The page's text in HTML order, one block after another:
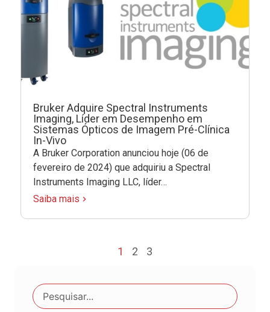
Bruker Adquire Spectral Instruments
Imaging, Líder em Desempenho em
Sistemas Ópticos de Imagem Pré-Clínica
In-Vivo
A Bruker Corporation anunciou hoje (06 de
fevereiro de 2024) que adquiriu a Spectral
Instruments Imaging LLC, líder…
Saiba mais
1 2 3